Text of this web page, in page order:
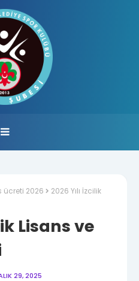
ücreti 2026
2026 Yılı İzcilik
Lisans ve
29, 2025